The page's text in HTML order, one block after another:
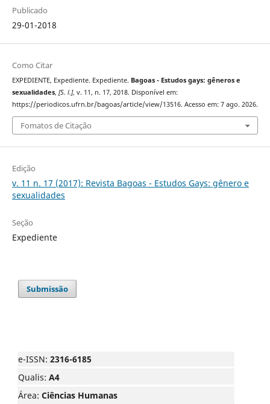
Publicado
29-01-2018
Como Citar
EXPEDIENTE, Expediente. Expediente. Bagoas - Estudos gays: gêneros e
sexualidades, [S. l.], v. 11, n. 17, 2018. Disponível em:
https://periodicos.ufrn.br/bagoas/article/view/13516. Acesso em: 7 ago. 2026.
Fomatos de Citação
Edição
v. 11 n. 17 (2017): Revista Bagoas - Estudos Gays: gênero e
sexualidades
Seção
Expediente
Submissão
e-ISSN: 2316-6185
Qualis: A4
Área: Ciências Humanas